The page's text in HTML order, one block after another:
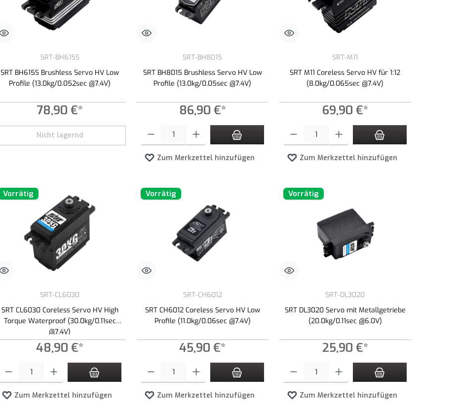
SRT-BH615S
SRT BH615S Brushless Servo HV Low
Profile (13.0kg/0.052sec @7.4V)
78,90 €*
Nicht lagernd
SRT-BH8015
SRT BH8015 Brushless Servo HV Low
Profile (13.0kg/0.05sec @7.4V)
86,90 €*
Produkt Anzahl: Gib den gewünschten Wert ein oder benutze die Schaltflächen um die Anzahl zu erhöhen oder zu
Zum Merkzettel hinzufügen
SRT-M11
SRT M11 Coreless Servo HV für 1:12
(8.0kg/0.065sec @7.4V)
69,90 €*
Produkt Anzahl: Gib den gewünschten Wert ein oder benutze
Zum Merkzettel hinzufügen
Vorrätig
SRT-CL6030
SRT CL6030 Coreless Servo HV High
Torque Waterproof (30.0kg/0.11sec
@7.4V)
48,90 €*
Produkt Anzahl: Gib den gewünschten Wert ein oder benutze die Schaltflächen um die Anzahl zu erhöhen oder zu reduzieren.
Zum Merkzettel hinzufügen
Vorrätig
SRT-CH6012
SRT CH6012 Coreless Servo HV Low
Profile (11.0kg/0.06sec @7.4V)
45,90 €*
Produkt Anzahl: Gib den gewünschten Wert ein oder benutze die Schaltflächen um die Anzahl zu erhöhen oder zu
Zum Merkzettel hinzufügen
Vorrätig
SRT-DL3020
SRT DL3020 Servo mit Metallgetriebe
(20.0kg/0.11sec @6.0V)
25,90 €*
Produkt Anzahl: Gib den gewünschten Wert ein oder benutze
Zum Merkzettel hinzufügen